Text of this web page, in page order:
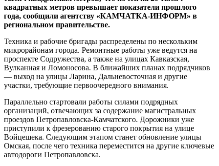
квадратных метров превышает показатели прошлого
года, сообщили агентству «КАМЧАТКА-ИНФОРМ» в
региональном правительстве.
Техника и рабочие бригады распределены по нескольким
микрорайонам города. Ремонтные работы уже ведутся на
проспекте Содружества, а также на улицах Кавказская,
Вулканная и Ломоносова. В ближайших планах подрядчиков
— выход на улицы Ларина, Дальневосточная и другие
участки, требующие первоочередного внимания.
Параллельно стартовали работы силами подрядных
организаций, отвечающих за содержание магистральных
проездов Петропавловска-Камчатского. Дорожники уже
приступили к фрезерованию старого покрытия на улице
Войцешека. Следующим этапом станет обновление улицы
Омская, после чего техника переместится на другие ключевые
автодороги Петропавловска.